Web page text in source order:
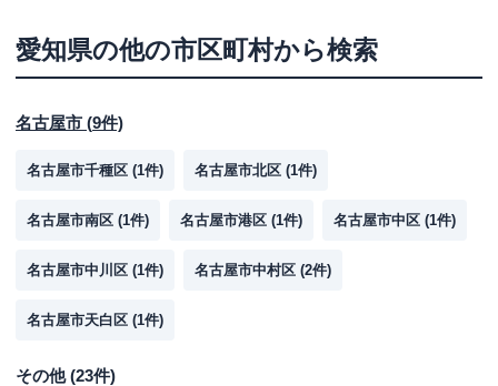
愛知県の他の市区町村から検索
名古屋市 (9件)
名古屋市千種区 (1件) 名古屋市北区 (1件)
名古屋市南区 (1件) 名古屋市港区 (1件) 名古屋市中区 (1件)
名古屋市中川区 (1件) 名古屋市中村区 (2件)
名古屋市天白区 (1件)
その他(23件)